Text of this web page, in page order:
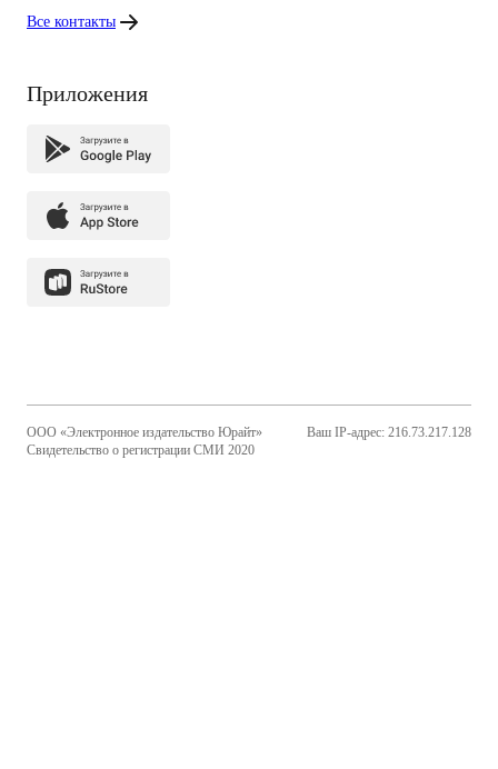
Все контакты
Приложения
ООО «Электронное издательство Юрайт»
Свидетельство о регистрации СМИ 2020
Ваш IP-адрес: 216.73.217.128